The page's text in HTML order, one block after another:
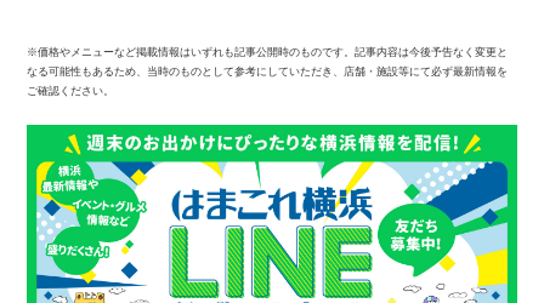
※価格やメニューなど掲載情報はいずれも記事公開時のものです。記事内容は今後予告なく変更と
なる可能性もあるため、当時のものとして参考にしていただき、店舗・施設等にて必ず最新情報を
ご確認ください。